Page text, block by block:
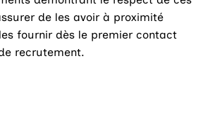
de les avoir à proximité
fournir dès le premier contact
recrutement.